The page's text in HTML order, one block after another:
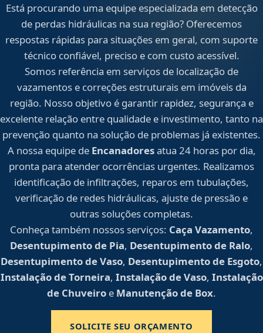
Está procurando uma equipe especializada em detecção
de perdas hidráulicas na sua região? Oferecemos
respostas rápidas para situações em geral, com suporte
técnico confiável, preciso e com custo acessível.
Somos referência em serviços de localização de
vazamentos e correções estruturais em imóveis da
região. Nosso objetivo é garantir rapidez, segurança e
excelente relação entre qualidade e investimento, tanto na
prevenção quanto na solução de problemas já existentes.
A nossa equipe de Encanadoresatua 24 horas por dia,
pronta para atender ocorrências urgentes. Realizamos
identificação de infiltrações, reparos em tubulações,
verificação de redes hidráulicas, ajuste de pressão e
outras soluções completas.
Conheça também nossos serviços: Caça Vazamento,
Desentupimento de Pia, Desentupimento de Ralo,
Desentupimento de Vaso, Desentupimento de Esgoto,
Instalação de Torneira, Instalação de Vaso, Instalação
de Chuveiro e Manutenção de Box.
SOLICITE SEU ORÇAMENTO